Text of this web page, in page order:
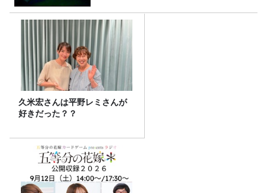
久米宏さんは平野レミさんが
好きだった？？